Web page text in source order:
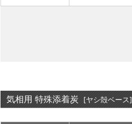
気相用 特殊添着炭 [ヤシ殻ベース]